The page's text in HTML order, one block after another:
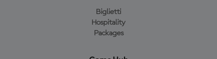
Biglietti
Hospitality
Packages